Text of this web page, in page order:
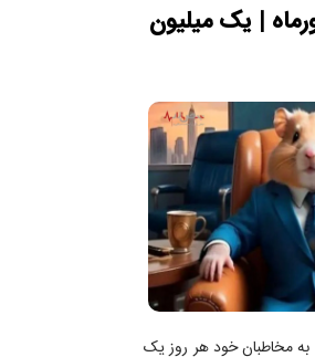
| یک میلیون
مخاطبان خود هر روز یک